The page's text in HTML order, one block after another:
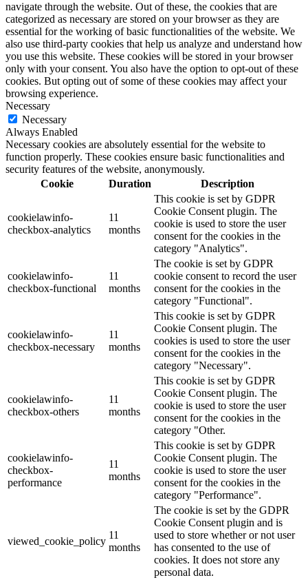
navigate through the website. Out of these, the cookies that are
categorized as necessary are stored on your browser as they are
essential for the working of basic functionalities of the website. We
also use third-party cookies that help us analyze and understand how
you use this website. These cookies will be stored in your browser
only with your consent. You also have the option to opt-out of these
cookies. But opting out of some of these cookies may affect your
browsing experience.
Necessary
Necessary
Always Enabled
Necessary cookies are absolutely essential for the website to
function properly. These cookies ensure basic functionalities and
security features of the website, anonymously.
Cookie
Duration Description
cookielawinfo-
checkbox-analytics
11
months
This cookie is set by GDPR
Cookie Consent plugin. The
cookie is used to store the user
consent for the cookies in the
category "Analytics".
cookielawinfo-
checkbox-functional
11
months
The cookie is set by GDPR
cookie consent to record the user
consent for the cookies in the
category "Functional".
cookielawinfo-
checkbox-necessary
11
months
This cookie is set by GDPR
Cookie Consent plugin. The
cookies is used to store the user
consent for the cookies in the
category "Necessary".
cookielawinfo-
checkbox-others
11
months
This cookie is set by GDPR
Cookie Consent plugin. The
cookie is used to store the user
consent for the cookies in the
category "Other.
cookielawinfo-
checkbox-
performance
11
months
This cookie is set by GDPR
Cookie Consent plugin. The
cookie is used to store the user
consent for the cookies in the
category "Performance".
viewed_cookie_policy
11
months
The cookie is set by the GDPR
Cookie Consent plugin and is
used to store whether or not user
has consented to the use of
cookies. It does not store any
personal data.